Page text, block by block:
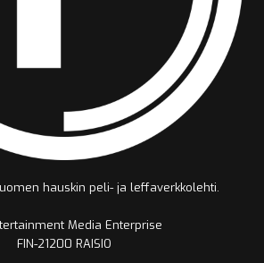
hauskin peli- ja leffaverkkolehti.
Media Enterprise
FIN-21200 RAISIO